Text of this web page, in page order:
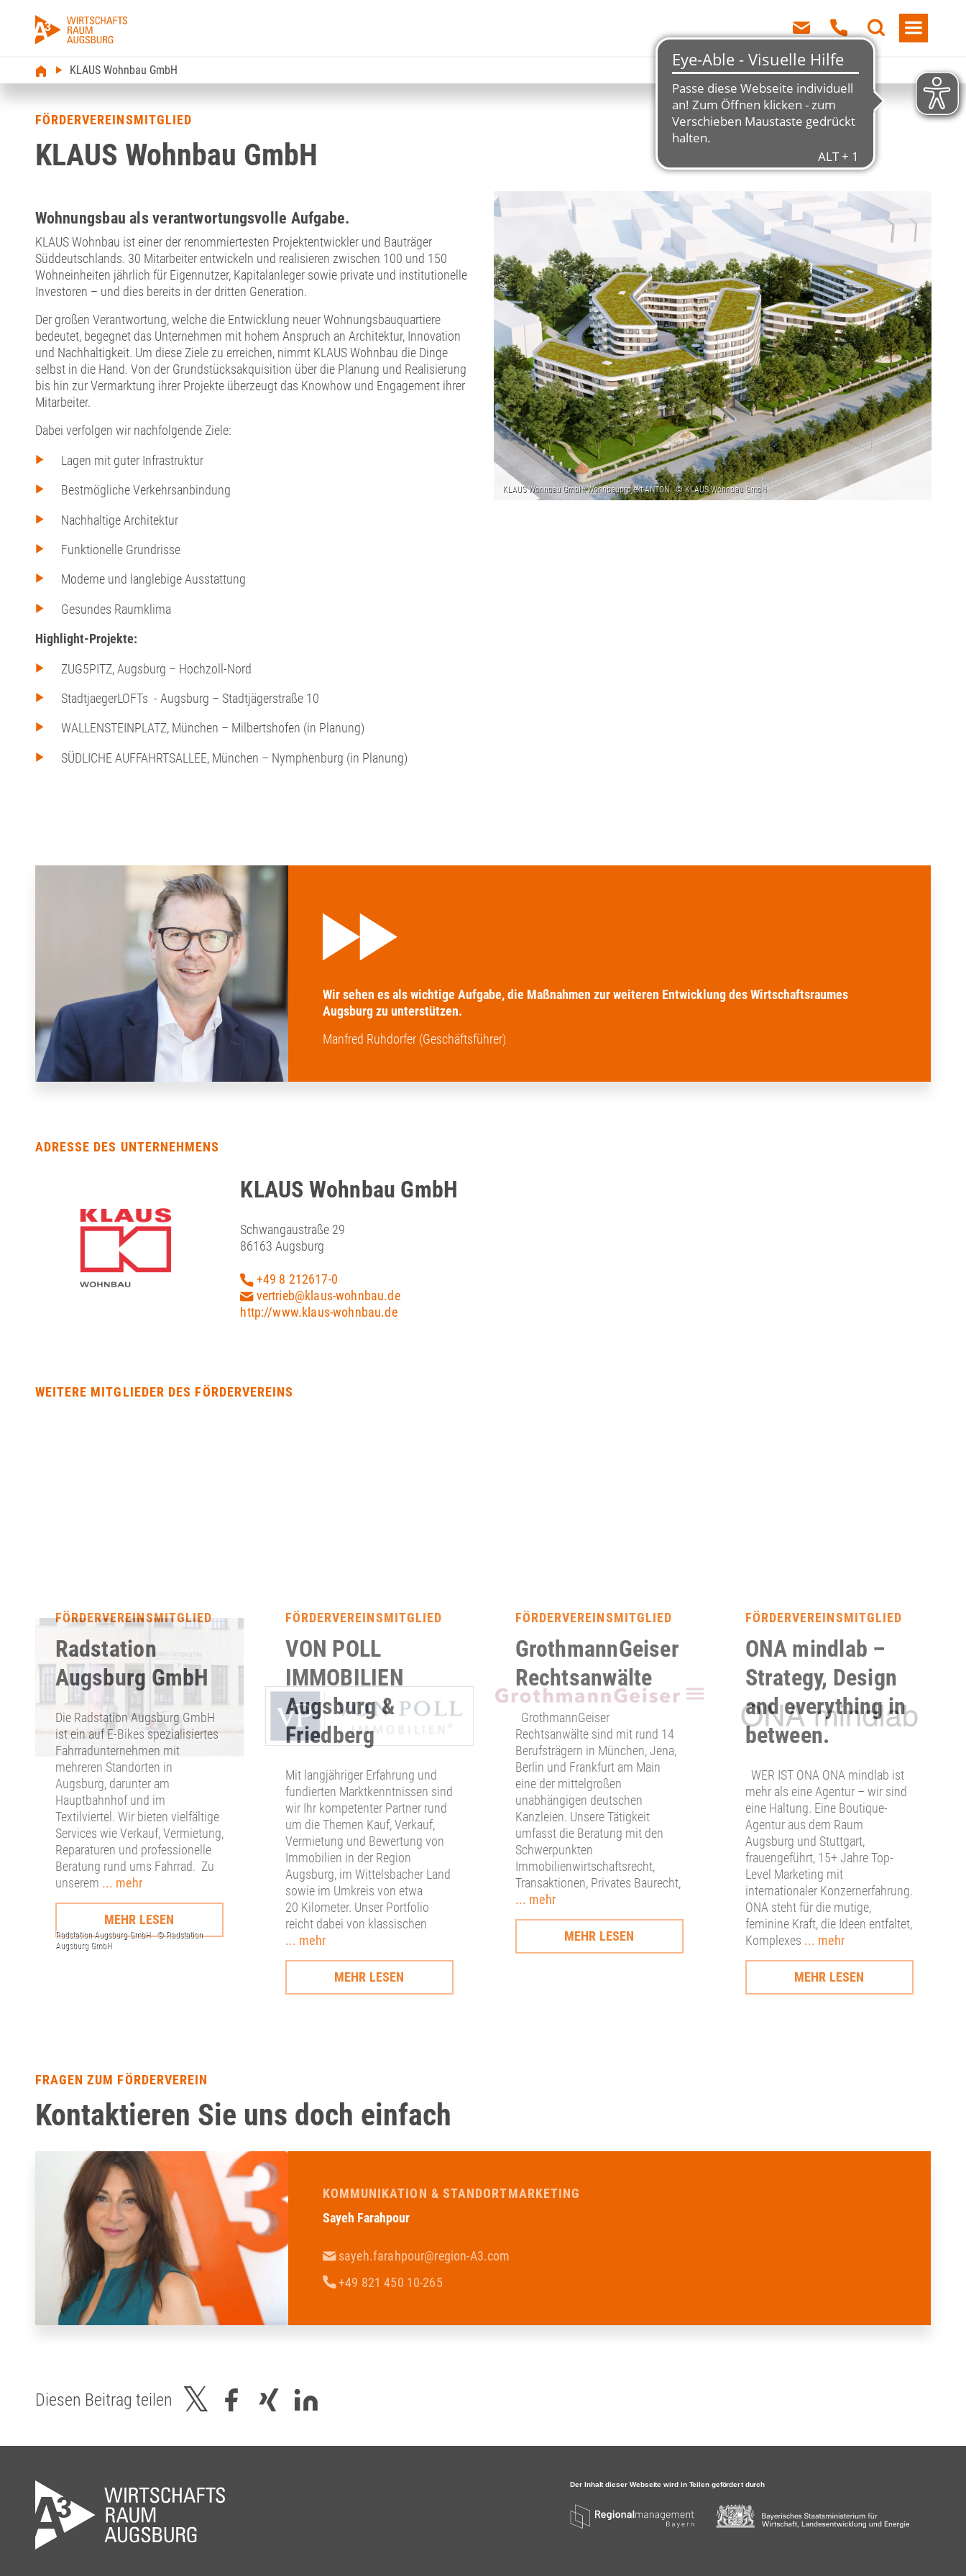
KLAUS Wohnbau GmbH
FÖRDERVEREINSMITGLIED
KLAUS Wohnbau GmbH
Wohnungsbau als verantwortungsvolle Aufgabe.
KLAUS Wohnbau ist einer der renommiertesten Projektentwickler und Bauträger
Süddeutschlands. 30 Mitarbeiter entwickeln und realisieren zwischen 100 und 150
Wohneinheiten jährlich für Eigennutzer, Kapitalanleger sowie private und institutionelle
Investoren – und dies bereits in der dritten Generation.
Der großen Verantwortung, welche die Entwicklung neuer Wohnungsbauquartiere
bedeutet, begegnet das Unternehmen mit hohem Anspruch an Architektur, Innovation
und Nachhaltigkeit. Um diese Ziele zu erreichen, nimmt KLAUS Wohnbau die Dinge
selbst in die Hand. Von der Grundstücksakquisition über die Planung und Realisierung
bis hin zur Vermarktung ihrer Projekte überzeugt das Knowhow und Engagement ihrer
Mitarbeiter.
Dabei verfolgen wir nachfolgende Ziele:
Lagen mit guter Infrastruktur
Bestmögliche Verkehrsanbindung
Nachhaltige Architektur
Funktionelle Grundrisse
Moderne und langlebige Ausstattung
Gesundes Raumklima
Highlight-Projekte:
ZUG5PITZ, Augsburg – Hochzoll-Nord
StadtjaegerLOFTs - Augsburg – Stadtjägerstraße 10
WALLENSTEINPLATZ, München – Milbertshofen (in Planung)
SÜDLICHE AUFFAHRTSALLEE, München – Nymphenburg (in Planung)
Wir sehen es als wichtige Aufgabe, die Maßnahmen zur weiteren Entwicklung des Wirtschaftsraumes
Augsburg zu unterstützen.
Manfred Ruhdorfer (Geschäftsführer)
ADRESSE DES UNTERNEHMENS
KLAUS Wohnbau GmbH
Schwangaustraße 29
86163 Augsburg
+49 8 212617-0
vertrieb@klaus-wohnbau.de
http://www.klaus-wohnbau.de
WEITERE MITGLIEDER DES FÖRDERVEREINS
FÖRDERVEREINSMITGLIED
Radstation
Augsburg GmbH
Die Radstation Augsburg GmbH
ist ein auf E-Bikes spezialisiertes
Fahrradunternehmen mit
mehreren Standorten in
Augsburg, darunter am
Hauptbahnhof und im
Textilviertel. Wir bieten vielfältige
Services wie Verkauf, Vermietung,
Reparaturen und professionelle
Beratung rund ums Fahrrad. Zu
unserem ... mehr
MEHR LESEN
FÖRDERVEREINSMITGLIED
VON POLL
IMMOBILIEN
Augsburg &
Friedberg
Mit langjähriger Erfahrung und
fundierten Marktkenntnissen sind
wir Ihr kompetenter Partner rund
um die Themen Kauf, Verkauf,
Vermietung und Bewertung von
Immobilien in der Region
Augsburg, im Wittelsbacher Land
sowie im Umkreis von etwa
20 Kilometer. Unser Portfolio
reicht dabei von klassischen
... mehr
MEHR LESEN
FÖRDERVEREINSMITGLIED
GrothmannGeiser
Rechtsanwälte
GrothmannGeiser
Rechtsanwälte sind mit rund 14
Berufsträgern in München, Jena,
Berlin und Frankfurt am Main
eine der mittelgroßen
unabhängigen deutschen
Kanzleien. Unsere Tätigkeit
umfasst die Beratung mit den
Schwerpunkten
Immobilienwirtschaftsrecht,
Transaktionen, Privates Baurecht,
... mehr
MEHR LESEN
FÖRDERVEREINSMITGLIED
ONA mindlab –
Strategy, Design
and everything in
between.
WER IST ONA ONA mindlab ist
mehr als eine Agentur – wir sind
eine Haltung. Eine Boutique-
Agentur aus dem Raum
Augsburg und Stuttgart,
frauengeführt, 15+ Jahre Top-
Level Marketing mit
internationaler Konzernerfahrung.
ONA steht für die mutige,
feminine Kraft, die Ideen entfaltet,
Komplexes ... mehr
MEHR LESEN
FRAGEN ZUM FÖRDERVEREIN
Kontaktieren Sie uns doch einfach
KOMMUNIKATION & STANDORTMARKETING
Sayeh Farahpour
sayeh.farahpour@region-A3.com
+49 821 450 10-265
Diesen Beitrag teilen